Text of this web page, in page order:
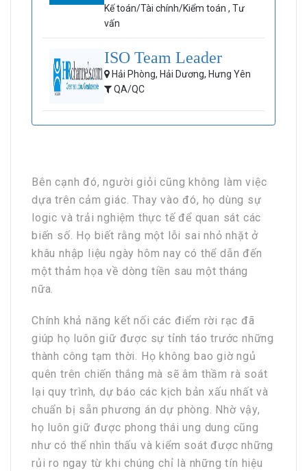
Kế toán/Tài chính/Kiểm toán , Tư
vấn
ISO Team Leader
Hải Phòng, Hải Dương, Hưng Yên
QA/QC
Bên cạnh đó, người giỏi cũng không làm việc
dựa trên cảm giác. Thay vào đó, họ dùng sự
logic và trải nghiệm thực tế để quan sát các
biến số. Họ biết rằng một lỗi sai nhỏ nhặt ở
khâu nhập liệu ngày hôm nay có thể dẫn đến
một thảm họa về dòng tiền sau một tháng
nữa.
Chính khả năng kết nối các điểm rời rạc đã
giúp họ luôn giữ được sự tỉnh táo trước những
thành công tạm thời. Họ không bao giờ ngủ
quên trên chiến thắng mà sẽ âm thầm rà soát
lại quy trình, dự báo các kịch bản xấu nhất và
chuẩn bị sẵn phương án dự phòng. Nhờ vậy,
họ luôn giữ được phong thái ung dung cũng
như có thể nhìn thấu và kiểm soát được những
rủi ro ngay từ khi chúng chỉ là những tín hiệu